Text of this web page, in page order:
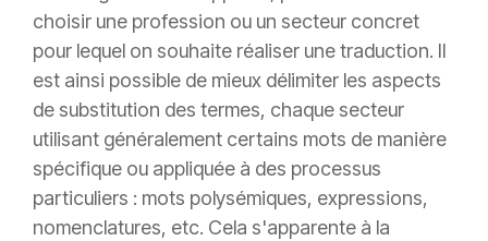
choisir une profession ou un secteur concret
pour lequel on souhaite réaliser une traduction. Il
est ainsi possible de mieux délimiter les aspects
de substitution des termes, chaque secteur
utilisant généralement certains mots de manière
spécifique ou appliquée à des processus
particuliers : mots polysémiques, expressions,
nomenclatures, etc. Cela s'apparente à la